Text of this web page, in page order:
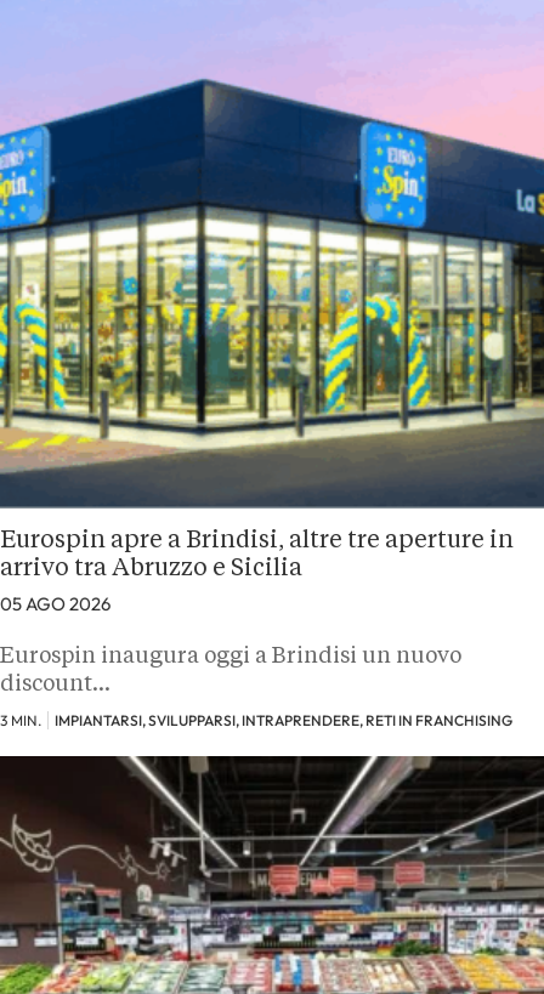
Eurospin apre a Brindisi, altre tre aperture in
arrivo tra Abruzzo e Sicilia
05 AGO 2026
Eurospin inaugura oggi a Brindisi un nuovo
discount…
3 MIN. IMPIANTARSI, SVILUPPARSI, INTRAPRENDERE, RETI IN FRANCHISING